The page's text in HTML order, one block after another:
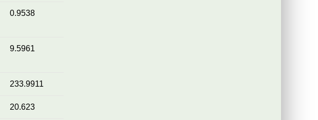
0.9538
9.5961
233.9911
20.623